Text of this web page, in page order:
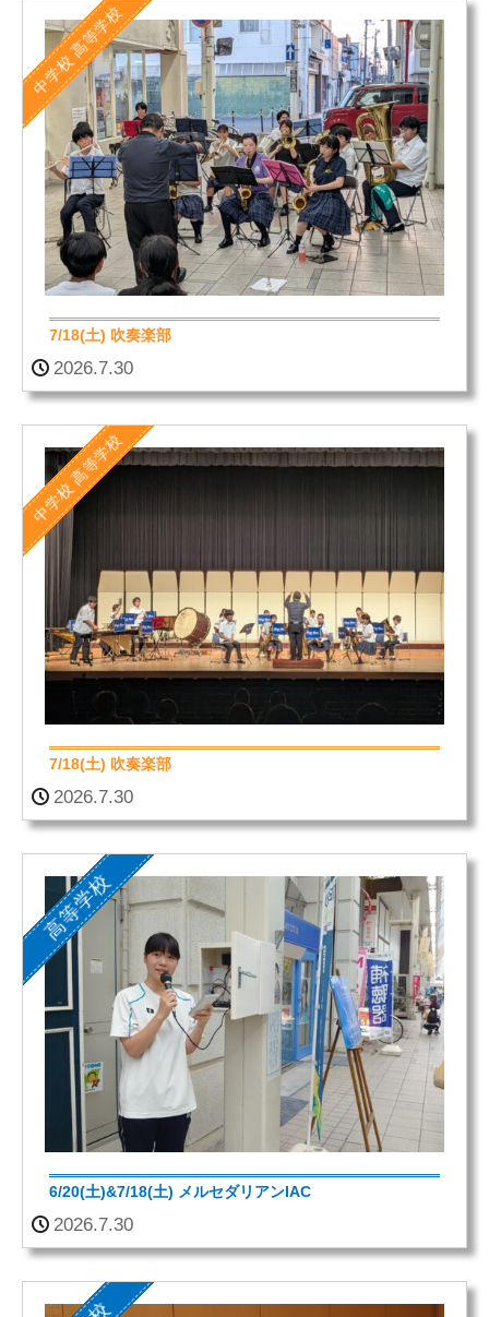
中学校
高等学校
7/18(土) 吹奏楽部
2026.7.30
中学校
高等学校
7/18(土) 吹奏楽部
2026.7.30
高等学校
6/20(土)&7/18(土) メルセダリアンIAC
2026.7.30